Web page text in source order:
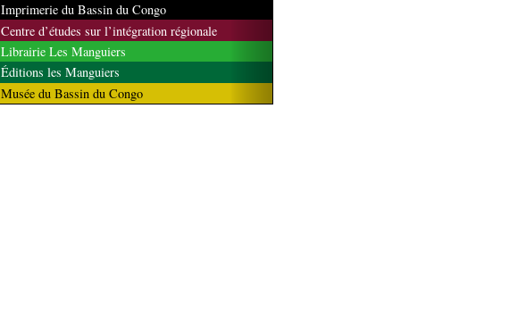
Imprimerie du Bassin du Congo
Centre d’études sur l’intégration régionale
Librairie Les Manguiers
Éditions les Manguiers
Musée du Bassin du Congo